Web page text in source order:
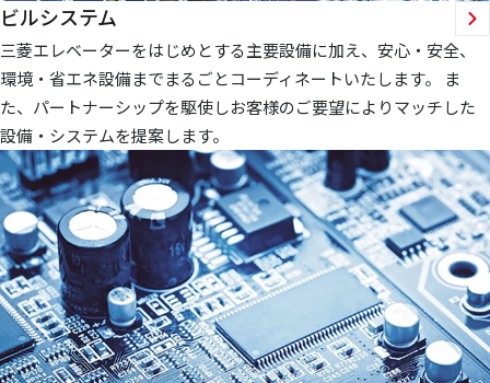
ビルシステム
三菱エレベーターをはじめとする主要設備に加え、安心・安全、
環境・省エネ設備までまるごとコーディネートいたします。 ま
た、パートナーシップを駆使しお客様のご要望によりマッチした
設備・システムを提案します。